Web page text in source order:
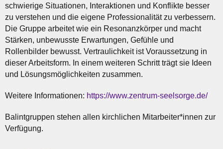
schwierige Situationen, Interaktionen und Konflikte besser
zu verstehen und die eigene Professionalität zu verbessern.
Die Gruppe arbeitet wie ein Resonanzkörper und macht
Stärken, unbewusste Erwartungen, Gefühle und
Rollenbilder bewusst. Vertraulichkeit ist Voraussetzung in
dieser Arbeitsform. In einem weiteren Schritt trägt sie Ideen
und Lösungsmöglichkeiten zusammen.
Weitere Informationen: https://www.zentrum-seelsorge.de/
Balintgruppen stehen allen kirchlichen Mitarbeiter*innen zur
Verfügung.